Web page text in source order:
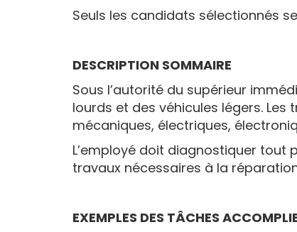
Seuls les candidats sélectionnés
DESCRIPTION SOMMAIRE
Sous l’autorité du supérieur
lourds et des véhicules légers.
mécaniques, électriques,
L’employé doit diagnostiquer tout
travaux nécessaires à la
EXEMPLES DES TÂCHES